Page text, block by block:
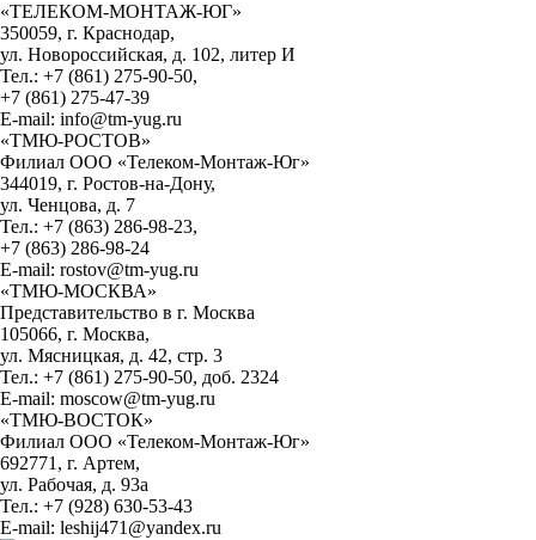
«ТЕЛЕКОМ-МОНТАЖ-ЮГ»
350059, г. Краснодар,
ул. Новороссийская, д. 102, литер И
Тел.: +7 (861) 275-90-50,
+7 (861) 275-47-39
E-mail: info@tm-yug.ru
«ТМЮ-РОСТОВ»
Филиал ООО «Телеком-Монтаж-Юг»
344019, г. Ростов-на-Дону,
ул. Ченцова, д. 7
Тел.: +7 (863) 286-98-23,
+7 (863) 286-98-24
E-mail: rostov@tm-yug.ru
«ТМЮ-МОСКВА»
Представительство в г. Москва
105066, г. Москва,
ул. Мясницкая, д. 42, стр. 3
Тел.: +7 (861) 275-90-50, доб. 2324
E-mail: moscow@tm-yug.ru
«ТМЮ-ВОСТОК»
Филиал ООО «Телеком-Монтаж-Юг»
692771, г. Артем,
ул. Рабочая, д. 93а
Тел.: +7 (928) 630-53-43
E-mail: leshij471@yandex.ru